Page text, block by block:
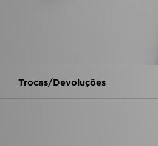
Trocas/Devoluções